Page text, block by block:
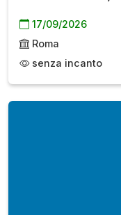
17/09/2026
Roma
senza incanto